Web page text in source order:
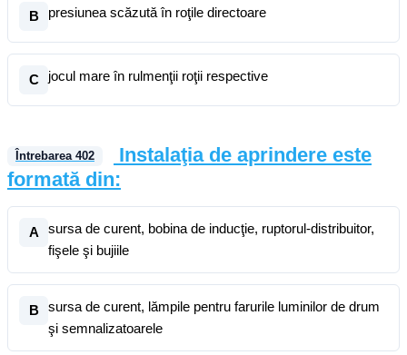
B presiunea scăzută în roţile directoare
C jocul mare în rulmenţii roţii respective
Întrebarea 402
Instalaţia de aprindere este
formată din:
A
sursa de curent, bobina de inducţie, ruptorul-distribuitor,
fişele şi bujiile
B
sursa de curent, lămpile pentru farurile luminilor de drum
şi semnalizatoarele